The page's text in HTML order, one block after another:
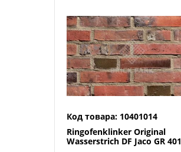
Код товара: 10401014
Ringofenklinker Original
Wasserstrich DF Jaco GR 401